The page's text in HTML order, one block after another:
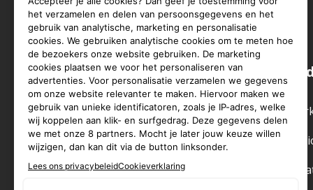
Over deze site
Feedback
Cookieverklaring
Disclaimer